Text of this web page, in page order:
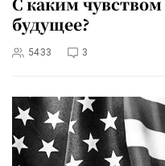
будущее?
5433 3